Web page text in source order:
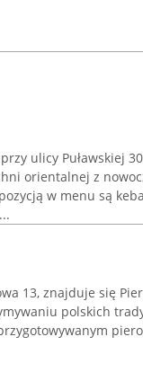
ulicy Puławskiej
orientalnej z
w menu są
13, znajduje się
polskich